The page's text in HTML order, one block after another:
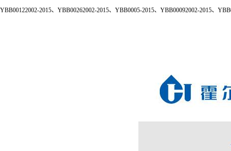
YBB00122002-2015、YBB00262002-2015、YBB0005-2015、YBB00092002-2015、